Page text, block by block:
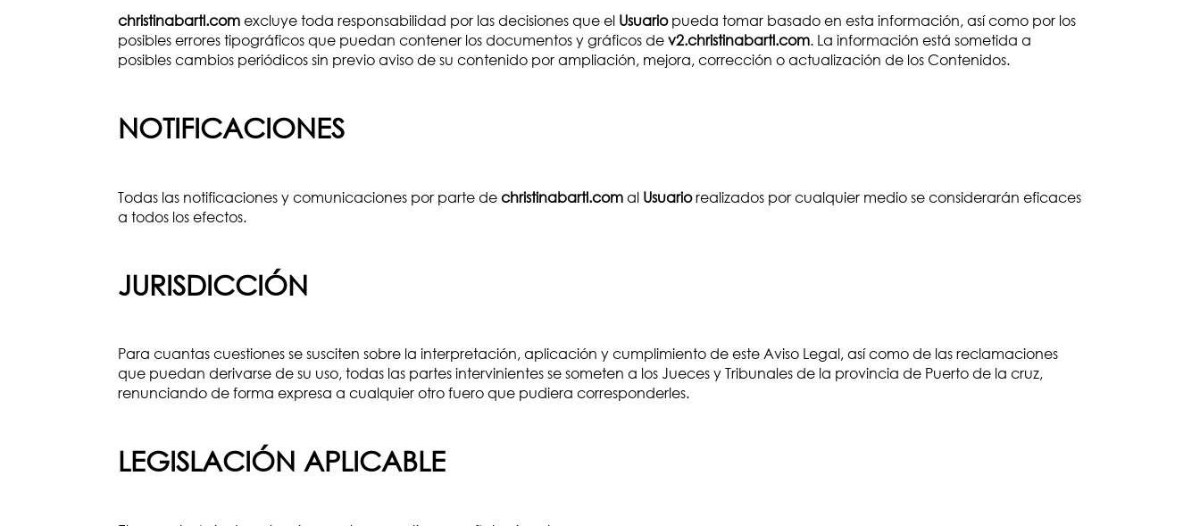
christinabartl.com excluye toda responsabilidad por las decisiones que el Usuariopueda tomar basado en esta información, así como por los
posibles errores tipográficos que puedan contener los documentos y gráficos de v2.christinabartl.com. La información está sometida a
posibles cambios periódicos sin previo aviso de su contenido por ampliación, mejora, corrección o actualización de los Contenidos.
NOTIFICACIONES
Todas las notificaciones y comunicaciones por parte de christinabartl.com al Usuariorealizados por cualquier medio se considerarán eficaces
a todos los efectos.
JURISDICCIÓN
Para cuantas cuestiones se susciten sobre la interpretación, aplicación y cumplimiento de este Aviso Legal, así como de las reclamaciones
que puedan derivarse de su uso, todas las partes intervinientes se someten a los Jueces y Tribunales de la provincia de Puerto de la cruz,
renunciando de forma expresa a cualquier otro fuero que pudiera corresponderles.
LEGISLACIÓN APLICABLE